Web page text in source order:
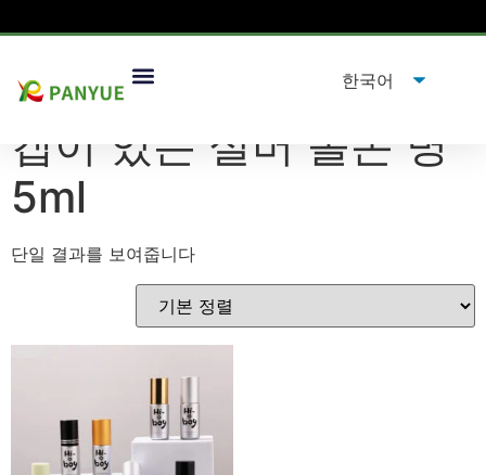
집/ 제품/ "태그"제품캡이 있는 실버 롤온 병 5ml”
캡이 있는 실버 롤온 병
5ml
단일 결과를 보여줍니다